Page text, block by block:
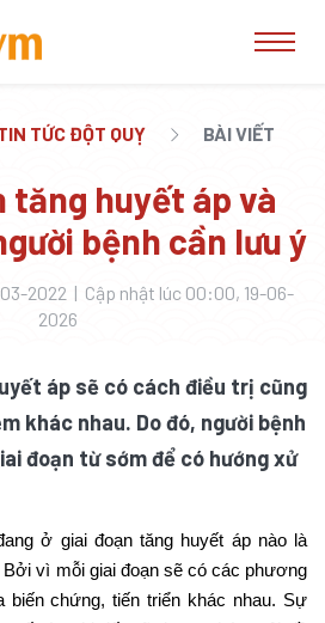
TỨC ĐỘT QUỴ BÀI VIẾT
tăng huyết áp và
bệnh cần lưu ý
2022 | Cập nhật lúc 00:00, 19-06-
2026
áp sẽ có cách điều trị cũng
khác nhau. Do đó, người bệnh
đoạn từ sớm để có hướng xử
ở giai đoạn tăng huyết áp nào là
Bởi vì mỗi giai đoạn sẽ có các phương
biến chứng, tiến triển khác nhau. Sự